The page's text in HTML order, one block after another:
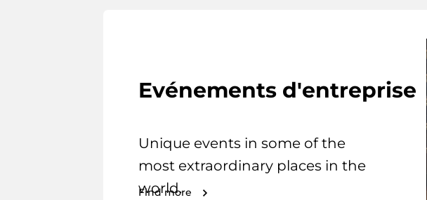
Evénements d'entreprise
Unique events in some of the
most extraordinary places in the
world.
Find more